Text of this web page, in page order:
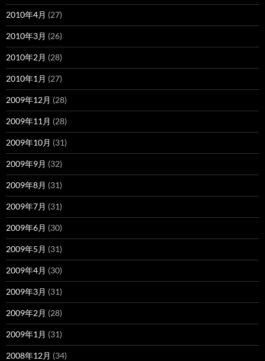
2010年4月 (27)
2010年3月 (26)
2010年2月 (28)
2010年1月 (27)
2009年12月 (28)
2009年11月 (28)
2009年10月 (31)
2009年9月 (32)
2009年8月 (31)
2009年7月 (31)
2009年6月 (30)
2009年5月 (31)
2009年4月 (30)
2009年3月 (31)
2009年2月 (28)
2009年1月 (31)
2008年12月 (34)